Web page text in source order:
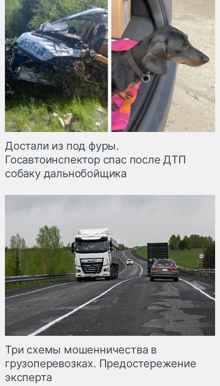
Достали из под фуры.
Госавтоинспектор спас после ДТП
собаку дальнобойщика
Три схемы мошенничества в
грузоперевозках. Предостережение
эксперта